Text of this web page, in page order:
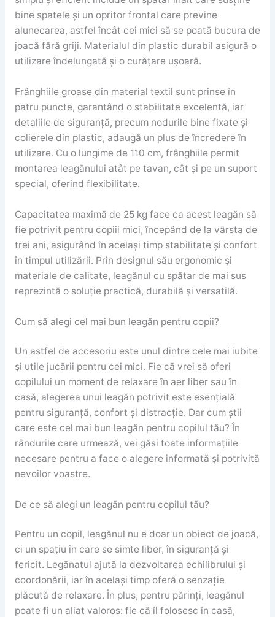
bine spatele și un opritor frontal care previne
alunecarea, astfel încât cei mici să se poată bucura de
joacă fără griji. Materialul din plastic durabil asigură o
utilizare îndelungată și o curățare ușoară.
Frânghiile groase din material textil sunt prinse în
patru puncte, garantând o stabilitate excelentă, iar
detaliile de siguranță, precum nodurile bine fixate și
colierele din plastic, adaugă un plus de încredere în
utilizare. Cu o lungime de 110 cm, frânghiile permit
montarea leagănului atât pe tavan, cât și pe un suport
special, oferind flexibilitate.
Capacitatea maximă de 25 kg face ca acest leagăn să
fie potrivit pentru copiii mici, începând de la vârsta de
trei ani, asigurând în același timp stabilitate și confort
în timpul utilizării. Prin designul său ergonomic și
materiale de calitate, leagănul cu spătar de mai sus
reprezintă o soluție practică, durabilă și versatilă.
Cum să alegi cel mai bun leagăn pentru copii?
Un astfel de accesoriu este unul dintre cele mai iubite
și utile jucării pentru cei mici. Fie că vrei să oferi
copilului un moment de relaxare în aer liber sau în
casă, alegerea unui leagăn potrivit este esențială
pentru siguranță, confort și distracție. Dar cum știi
care este cel mai bun leagăn pentru copilul tău? În
rândurile care urmează, vei găsi toate informațiile
necesare pentru a face o alegere informată și potrivită
nevoilor voastre.
De ce să alegi un leagăn pentru copilul tău?
Pentru un copil, leagănul nu e doar un obiect de joacă,
ci un spațiu în care se simte liber, în siguranță și
fericit. Legănatul ajută la dezvoltarea echilibrului și
coordonării, iar în același timp oferă o senzație
plăcută de relaxare. În plus, pentru părinți, leagănul
poate fi un aliat valoros: fie că îl folosesc în casă,